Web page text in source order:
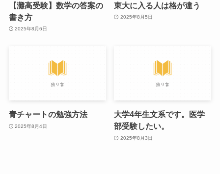
【灘高受験】数学の答案の
書き方
2025年8月6日
東大に入る人は格が違う
2025年8月5日
青チャートの勉強方法
2025年8月4日
大学4年生文系です。医学
部受験したい。
2025年8月3日